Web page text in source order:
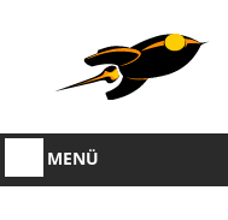
MENÜ